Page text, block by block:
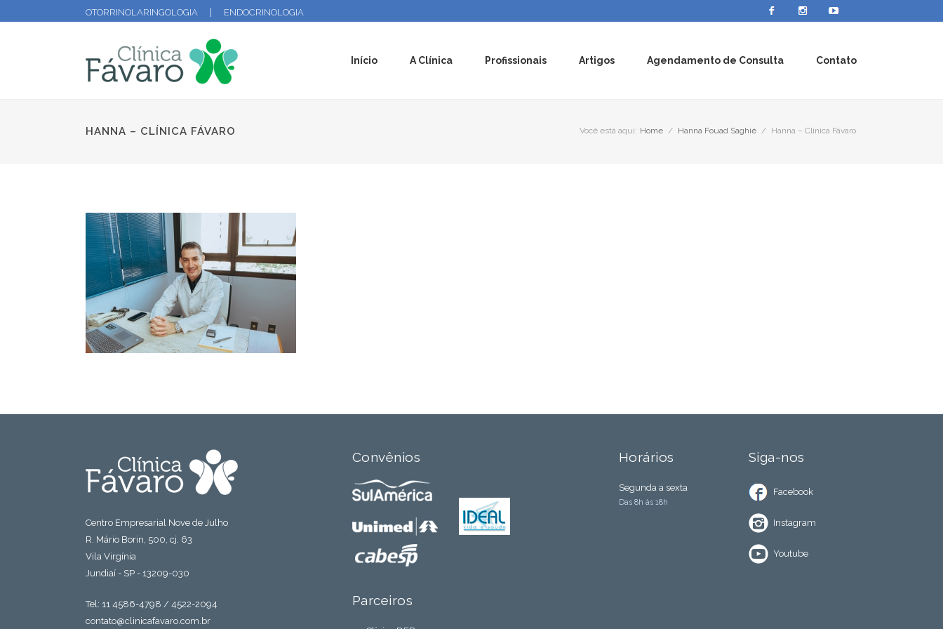
OTORRINOLARINGOLOGIA ENDOCRINOLOGIA
Início A Clínica Profissionais Artigos Agendamento de Consulta Contato
HANNA – CLÍNICA FÁVARO Você está aqui: Home / Hanna Fouad Saghié / Hanna – Clínica Fávaro
Centro Empresarial Nove de Julho
R. Mário Borin, 500, cj. 63
Vila Virgínia
Jundiaí - SP - 13209-030
Tel: 11 4586-4798 / 4522-2094
contato@clinicafavaro.com.br
Convênios
Parceiros
Horários
Segunda a sexta
Das 8h às 18h
Siga-nos
Facebook
Instagram
Youtube